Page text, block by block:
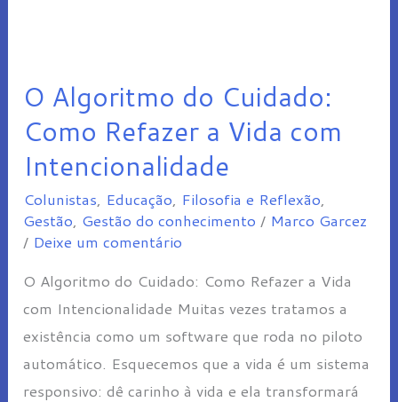
O Algoritmo do Cuidado:
Como Refazer a Vida com
Intencionalidade
Colunistas Educação Filosofia e Reflexão
Gestão Gestão do conhecimento / Marco Garcez
/ Deixe um comentário
O Algoritmo do Cuidado: Como Refazer a Vida
com Intencionalidade Muitas vezes tratamos a
existência como um software que roda no piloto
automático. Esquecemos que a vida é um sistema
responsivo: dê carinho à vida e ela transformará
O
Algoritmo
do
Cuidado:
Como
Refazer
Vida
com
Intencionalidade